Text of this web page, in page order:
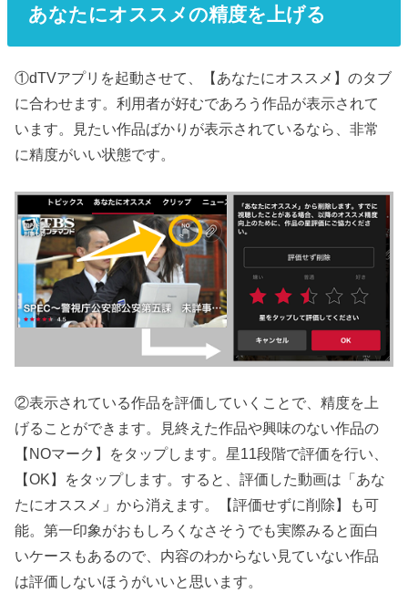
あなたにオススメの精度を上げる
①dTVアプリを起動させて、【あなたにオススメ】のタブ
に合わせます。利用者が好むであろう作品が表示されて
います。見たい作品ばかりが表示されているなら、非常
に精度がいい状態です。
②表示されている作品を評価していくことで、精度を上
げることができます。見終えた作品や興味のない作品の
【NOマーク】をタップします。星11段階で評価を行い、
【OK】をタップします。すると、評価した動画は「あな
たにオススメ」から消えます。【評価せずに削除】も可
能。第一印象がおもしろくなさそうでも実際みると面白
いケースもあるので、内容のわからない見ていない作品
は評価しないほうがいいと思います。